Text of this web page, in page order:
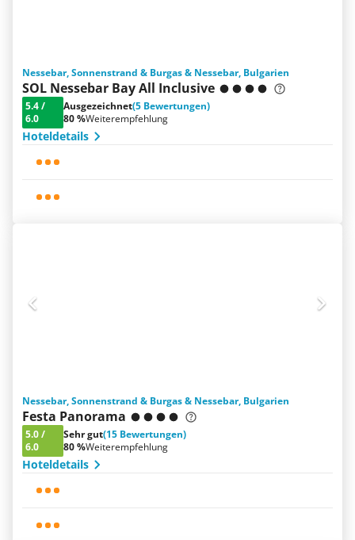
Nessebar, Sonnenstrand & Burgas & Nessebar, Bulgarien
SOL Nessebar Bay All Inclusive
5.4/
6.0
Ausgezeichnet(5 Bewertungen)
80 %Weiterempfehlung
Hoteldetails
Nessebar, Sonnenstrand & Burgas & Nessebar, Bulgarien
Festa Panorama
5.0/
6.0
Sehr gut(15 Bewertungen)
80 %Weiterempfehlung
Hoteldetails